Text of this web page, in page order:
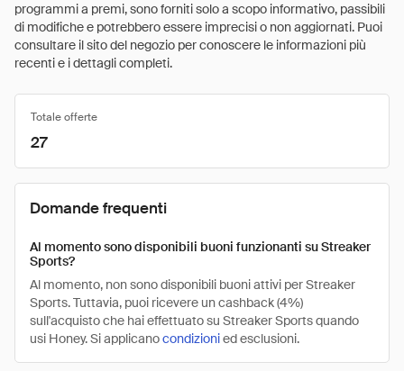
programmi a premi, sono forniti solo a scopo informativo, passibili
di modifiche e potrebbero essere imprecisi o non aggiornati. Puoi
consultare il sito del negozio per conoscere le informazioni più
recenti e i dettagli completi.
Totale offerte
27
Domande frequenti
Al momento sono disponibili buoni funzionanti su Streaker
Sports?
Al momento, non sono disponibili buoni attivi per Streaker
Sports. Tuttavia, puoi ricevere un cashback (4%)
sull'acquisto che hai effettuato su Streaker Sports quando
usi Honey. Si applicanocondizionied esclusioni.